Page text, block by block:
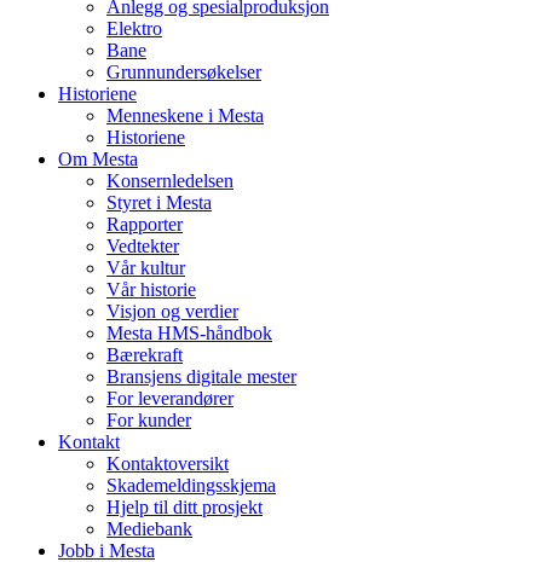
Anlegg og spesialproduksjon
Elektro
Bane
Grunnundersøkelser
Historiene
Menneskene i Mesta
Historiene
Om Mesta
Konsernledelsen
Styret i Mesta
Rapporter
Vedtekter
Vår kultur
Vår historie
Visjon og verdier
Mesta HMS-håndbok
Bærekraft
Bransjens digitale mester
For leverandører
For kunder
Kontakt
Kontaktoversikt
Skademeldingsskjema
Hjelp til ditt prosjekt
Mediebank
Jobb i Mesta